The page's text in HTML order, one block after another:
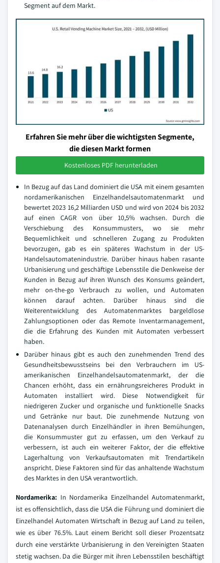
Segment auf dem Markt.
Erfahren Sie mehr über die wichtigsten Segmente,
die diesen Markt formen
Kostenloses PDF herunterladen
In Bezug auf das Land dominiert die USA mit einem gesamten
nordamerikanischen Einzelhandelsautomatenmarkt und
bewertet 2023 16,2 Milliarden USD und wird von 2024 bis 2032
auf einen CAGR von über 10,5% wachsen. Durch die
Verschiebung des Konsummusters, wo sie mehr
Bequemlichkeit und schnelleren Zugang zu Produkten
bevorzugen, gab es ein späteres Wachstum in der US-
Handelsautomatenindustrie. Darüber hinaus haben rasante
Urbanisierung und geschäftige Lebensstile die Denkweise der
Kunden in Bezug auf ihren Wunsch des Konsums geändert,
mehr on-the-go Verbrauch zu wollen, und Automaten
können darauf achten. Darüber hinaus sind die
Weiterentwicklung des Automatenmarktes bargeldlose
Zahlungsoptionen oder das Remote Inventarmanagement,
die die Erfahrung des Kunden mit Automaten verbessert
haben.
Darüber hinaus gibt es auch den zunehmenden Trend des
Gesundheitsbewusstseins bei den Verbrauchern im US-
amerikanischen Einzelhandelsautomatenmarkt, der die
Chancen erhöht, dass ein ernährungsreicheres Produkt in
Automaten installiert wird. Diese Notwendigkeit für
niedrigeren Zucker und organische und funktionelle Snacks
und Getränke nur baut. Die zunehmende Nutzung von
Datenanalysen durch Einzelhändler in ihren Bemühungen,
die Konsummuster gut zu erfassen, um den Verkauf zu
verbessern, ist auch ein weiterer Faktor, der die effektive
Lagerhaltung von Verkaufsautomaten mit Trendartikeln
anspricht. Diese Faktoren sind für das anhaltende Wachstum
des Marktes in den USA verantwortlich.
Nordamerika: In Nordamerika Einzelhandel Automatenmarkt,
ist es offensichtlich, dass die USA die Führung und dominiert die
Einzelhandel Automaten Wirtschaft in Bezug auf Land zu teilen,
wie es über 76.5%. Laut einem Bericht soll dieser Prozentsatz
durch eine verstärkte Urbanisierung in den Vereinigten Staaten
stetig wachsen. Da die Bürger mit ihren Lebensstilen beschäftigt